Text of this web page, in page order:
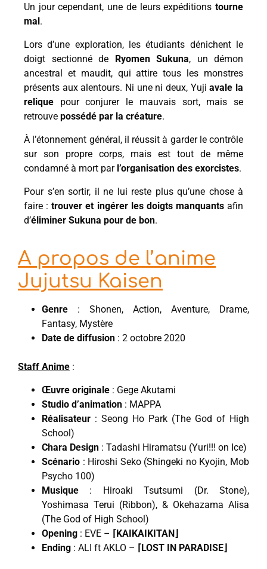
Un jour cependant, une de leurs expéditions tourne
mal.
Lors d’une exploration, les étudiants dénichent le
doigt sectionné de Ryomen Sukuna, un démon
ancestral et maudit, qui attire tous les monstres
présents aux alentours. Ni une ni deux, Yujiavale la
relique pour conjurer le mauvais sort, mais se
retrouve possédé par la créature.
À l’étonnement général, il réussit à garder le contrôle
sur son propre corps, mais est tout de même
condamné à mort par l’organisation des exorcistes.
Pour s’en sortir, il ne lui reste plus qu’une chose à
faire :trouver et ingérer les doigts manquantsafin
d’éliminer Sukuna pour de bon.
A propos de l’anime
Jujutsu Kaisen
Genre : Shonen, Action, Aventure, Drame,
Fantasy, Mystère
Date de diffusion : 2 octobre 2020
Staff Anime :
Œuvre originale : Gege Akutami
Studio d’animation : MAPPA
Réalisateur : Seong Ho Park (The God of High
School)
Chara Design : Tadashi Hiramatsu (Yuri!!! on Ice)
Scénario : Hiroshi Seko (Shingeki no Kyojin, Mob
Psycho 100)
Musique : Hiroaki Tsutsumi (Dr. Stone),
Yoshimasa Terui (Ribbon), & Okehazama Alisa
(The God of High School)
Opening : EVE – ⌈KAIKAIKITAN⌋
Ending : ALI ft AKLO – ⌈LOST IN PARADISE⌋